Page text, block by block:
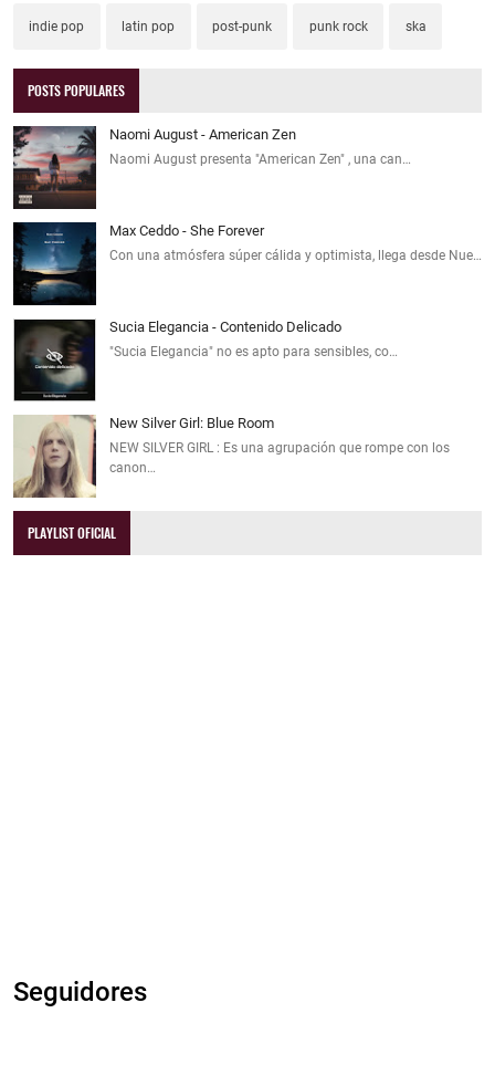
indie pop latin pop post-punk punk rock ska
POSTS POPULARES
Naomi August - American Zen
Naomi August presenta "American Zen" , una can…
Max Ceddo - She Forever
Con una atmósfera súper cálida y optimista, llega desde Nue…
Sucia Elegancia - Contenido Delicado
"Sucia Elegancia" no es apto para sensibles, co…
New Silver Girl: Blue Room
NEW SILVER GIRL : Es una agrupación que rompe con los
canon…
PLAYLIST OFICIAL
Seguidores